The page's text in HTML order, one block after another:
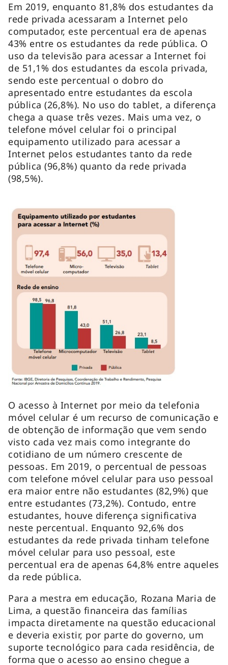
Em 2019, enquanto 81,8% dos estudantes da
rede privada acessaram a Internet pelo
computador, este percentual era de apenas
43% entre os estudantes da rede pública. O
uso da televisão para acessar a Internet foi
de 51,1% dos estudantes da escola privada,
sendo este percentual o dobro do
apresentado entre estudantes da escola
pública (26,8%). No uso do tablet, a diferença
chega a quase três vezes. Mais uma vez, o
telefone móvel celular foi o principal
equipamento utilizado para acessar a
Internet pelos estudantes tanto da rede
pública (96,8%) quanto da rede privada
(98,5%).
O acesso à Internet por meio da telefonia
móvel celular é um recurso de comunicação e
de obtenção de informação que vem sendo
visto cada vez mais como integrante do
cotidiano de um número crescente de
pessoas. Em 2019, o percentual de pessoas
com telefone móvel celular para uso pessoal
era maior entre não estudantes (82,9%) que
entre estudantes (73,2%). Contudo, entre
estudantes, houve diferença significativa
neste percentual. Enquanto 92,6% dos
estudantes da rede privada tinham telefone
móvel celular para uso pessoal, este
percentual era de apenas 64,8% entre aqueles
da rede pública.
Para a mestra em educação, Rozana Maria de
Lima, a questão financeira das famílias
impacta diretamente na questão educacional
e deveria existir, por parte do governo, um
suporte tecnológico para cada residência, de
forma que o acesso ao ensino chegue a